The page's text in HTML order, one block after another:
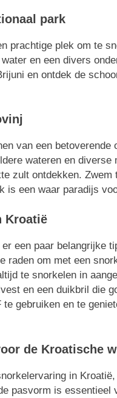
park
prachtige plek om te
en een divers
en ontdek de
van een
wateren en
zult ontdekken.
is een waar paradijs
Kroatië
een paar belangrijke
raden om met een
te snorkelen in
en een duikbril die
gebruiken en te
de Kroatische
in
pasvorm is